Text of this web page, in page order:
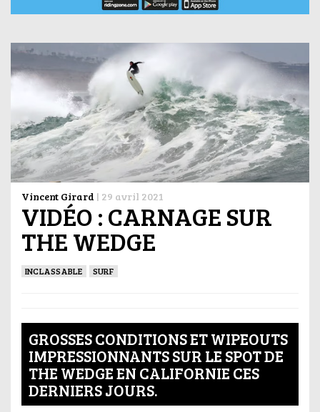
Vincent Girard | 29 avril 2021
VIDÉO : CARNAGE SUR
THE WEDGE
INCLASSABLE SURF
GROSSES CONDITIONS ET WIPEOUTS
IMPRESSIONNANTS SUR LE SPOT DE
THE WEDGE EN CALIFORNIE CES
DERNIERS JOURS.